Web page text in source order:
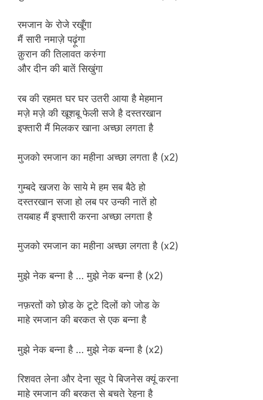
रमजान के रोजे रखूँगा
मैं सारी नमाज़े पढ़ूंगा
क़ुरान की तिलावत करुंगा
और दीन की बातें सिखुंगा
रब की रहमत घर घर उतरी आया है मेहमान
मज़े मज़े की खूशबू फेली सजे है दस्तरखान
इफ्तारी मैं मिलकर खाना अच्छा लगता है
मुजको रमजान का महीना अच्छा लगता है (x2)
गुम्बदे खजरा के साये मे हम सब बैठे हो
दस्तरखान सजा हो लब पर उन्की नातें हो
तयबाह मैं इफ्तारी करना अच्छा लगता है
मुजको रमजान का महीना अच्छा लगता है (x2)
मुझे नेक बन्ना है … मुझे नेक बन्ना है (x2)
नफ़रतों को छोड के टूटे दिलों को जोड के
माहे रमजान की बरकत से एक बन्ना है
मुझे नेक बन्ना है … मुझे नेक बन्ना है (x2)
रिशवत लेना और देना सूद पे बिजनेस क्यूं करना
माहे रमजान की बरकत से बचते रेहना है